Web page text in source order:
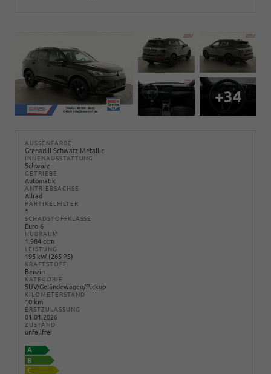
+34
AUSSENFARBE
Grenadill Schwarz Metallic
INNENAUSSTATTUNG
Schwarz
GETRIEBE
Automatik
ANTRIEBSACHSE
Allrad
PARTIKELFILTER
1
SCHADSTOFFKLASSE
Euro 6
HUBRAUM
1.984 ccm
LEISTUNG
195 kW (265 PS)
KRAFTSTOFF
Benzin
KATEGORIE
SUV/Geländewagen/Pickup
KILOMETERSTAND
10 km
ERSTZULASSUNG
01.01.2026
ZUSTAND
unfallfrei